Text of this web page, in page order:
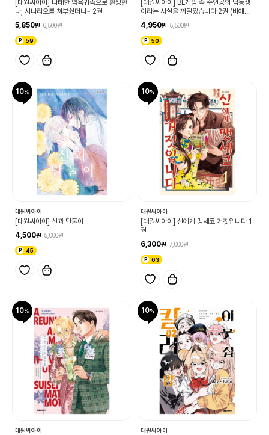
[대원씨아이] 나태한 악욕귀족으로 환생한
나, 시나리오를 쳐부쉈더니~ 2권
5,850
6,500
59
[대원씨아이] BL게임 속 주인공의 남동생
이라는 사실을 깨달았습니다 2권 (비애33
4,950 5,500
50
10
대원씨아이
[대원씨아이] 신과 단둘이
4,500
5,000
45
10
대원씨아이
[대원씨아이] 신에게 맹세코 거짓입니다 1
권
6,300
7,000
63
10
대원씨아이
10
대원씨아이